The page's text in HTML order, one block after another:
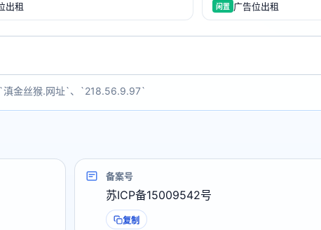
出租 闲置 广告位出租
金丝猴.网址`、`218.56.9.97`
备案号
苏ICP备15009542号
复制